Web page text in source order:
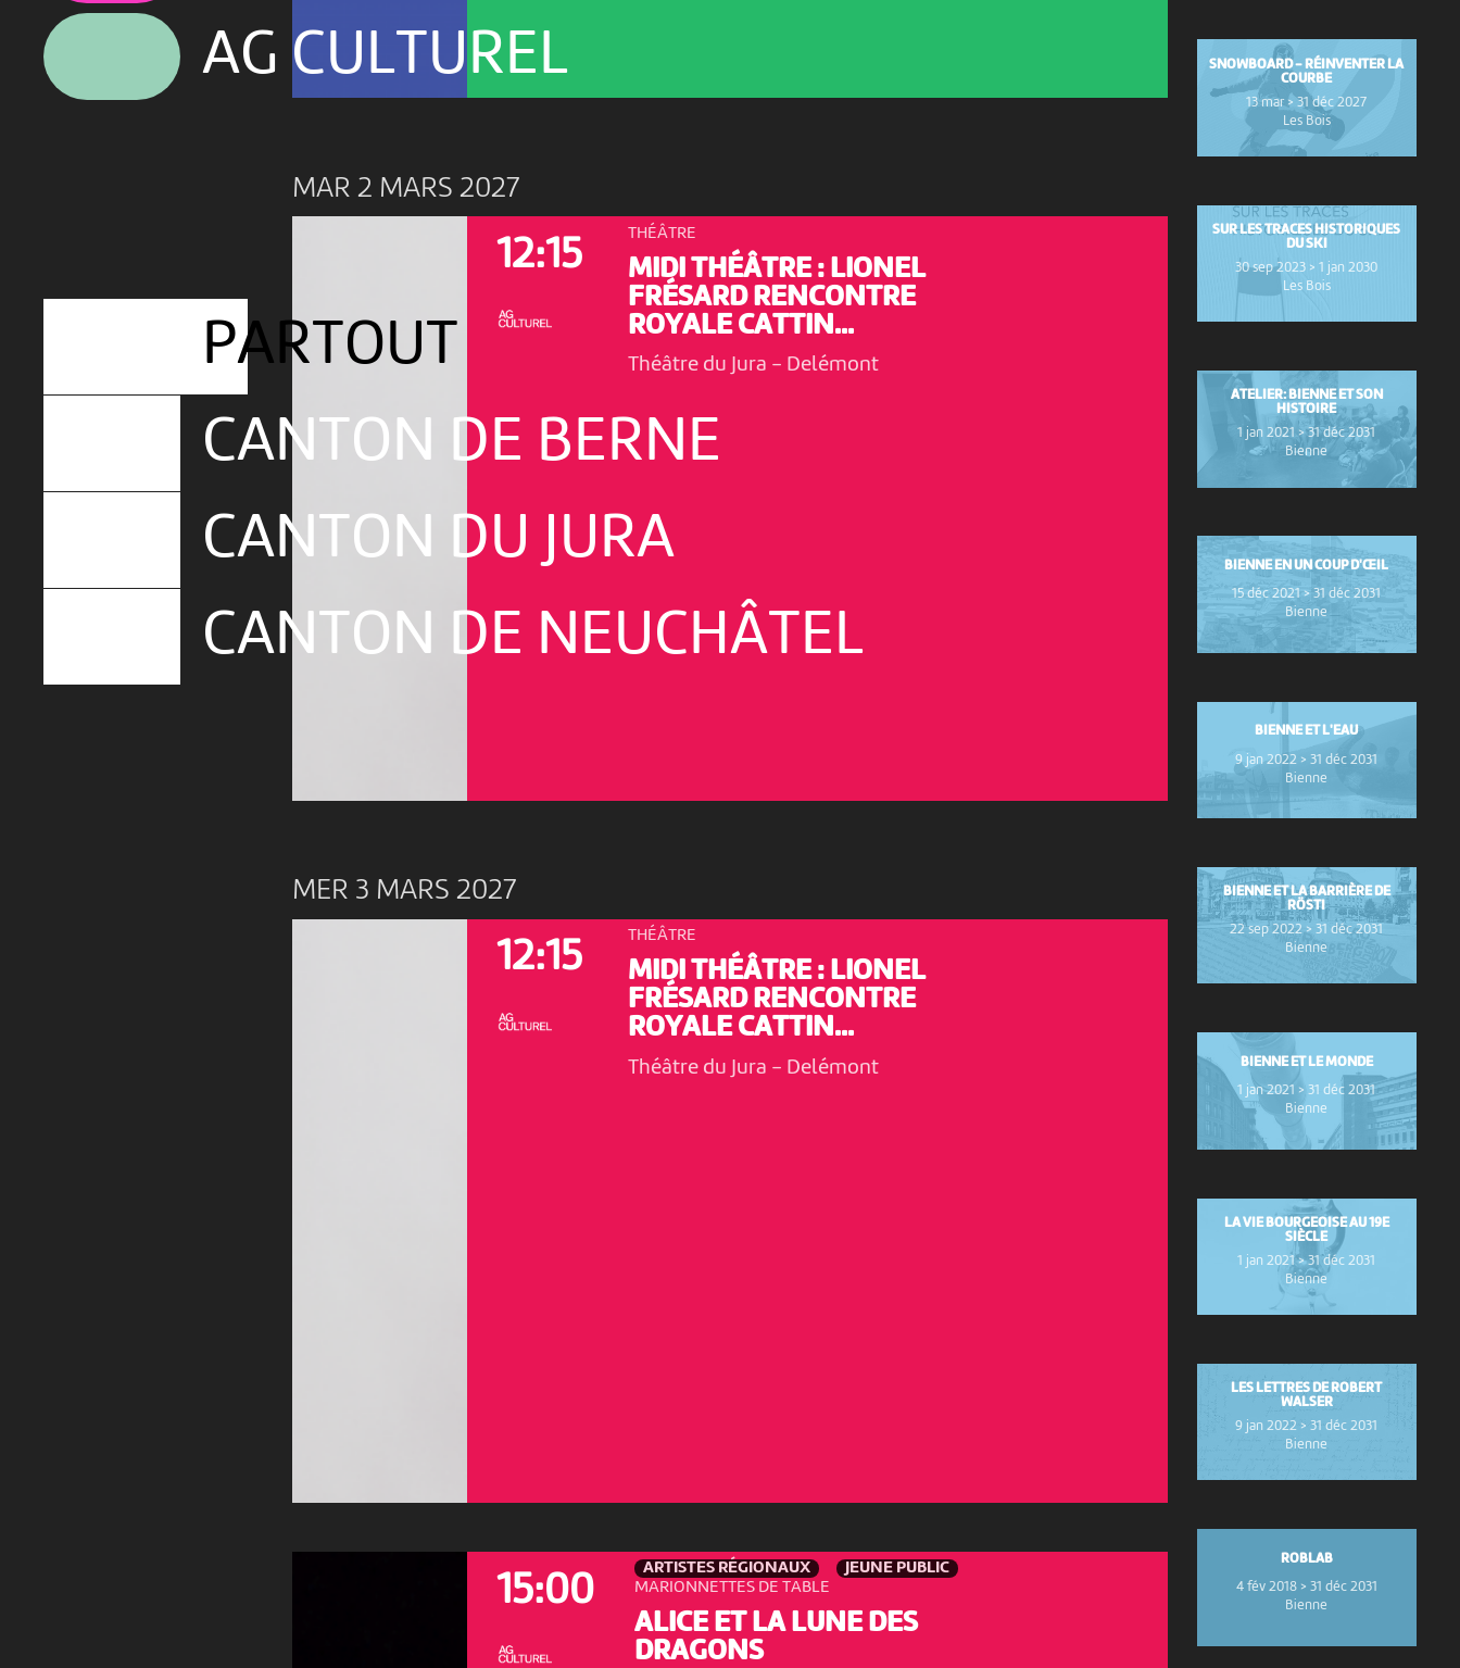
AG CULTUREL
PARTOUT
CANTON DE BERNE
CANTON DU JURA
CANTON DE NEUCHÂTEL
MAR 2 MARS 2027
12:15 THÉÂTRE
MIDI THÉÂTRE : LIONEL
FRÉSARD RENCONTRE
ROYALE CATTIN...
Théâtre du Jura - Delémont
MER 3 MARS 2027
12:15 THÉÂTRE
MIDI THÉÂTRE : LIONEL
FRÉSARD RENCONTRE
ROYALE CATTIN...
Théâtre du Jura - Delémont
15:00
ARTISTES RÉGIONAUX
JEUNE PUBLIC
MARIONNETTES DE TABLE
ALICE ET LA LUNE DES
DRAGONS
SNOWBOARD - RÉINVENTER LA
COURBE
13 mar > 31 déc 2027
Les Bois
SUR LES TRACES HISTORIQUES
DU SKI
30 sep 2023 > 1 jan 2030
Les Bois
ATELIER: BIENNE ET SON
HISTOIRE
1 jan 2021 > 31 déc 2031
Bienne
BIENNE EN UN COUP D'ŒIL
15 déc 2021 > 31 déc 2031
Bienne
BIENNE ET L'EAU
9 jan 2022 > 31 déc 2031
Bienne
BIENNE ET LA BARRIÈRE DE
RÖSTI
22 sep 2022 > 31 déc 2031
Bienne
BIENNE ET LE MONDE
1 jan 2021 > 31 déc 2031
Bienne
LA VIE BOURGEOISE AU 19E
SIÈCLE
1 jan 2021 > 31 déc 2031
Bienne
LES LETTRES DE ROBERT
WALSER
9 jan 2022 > 31 déc 2031
Bienne
ROBLAB
4 fév 2018 > 31 déc 2031
Bienne